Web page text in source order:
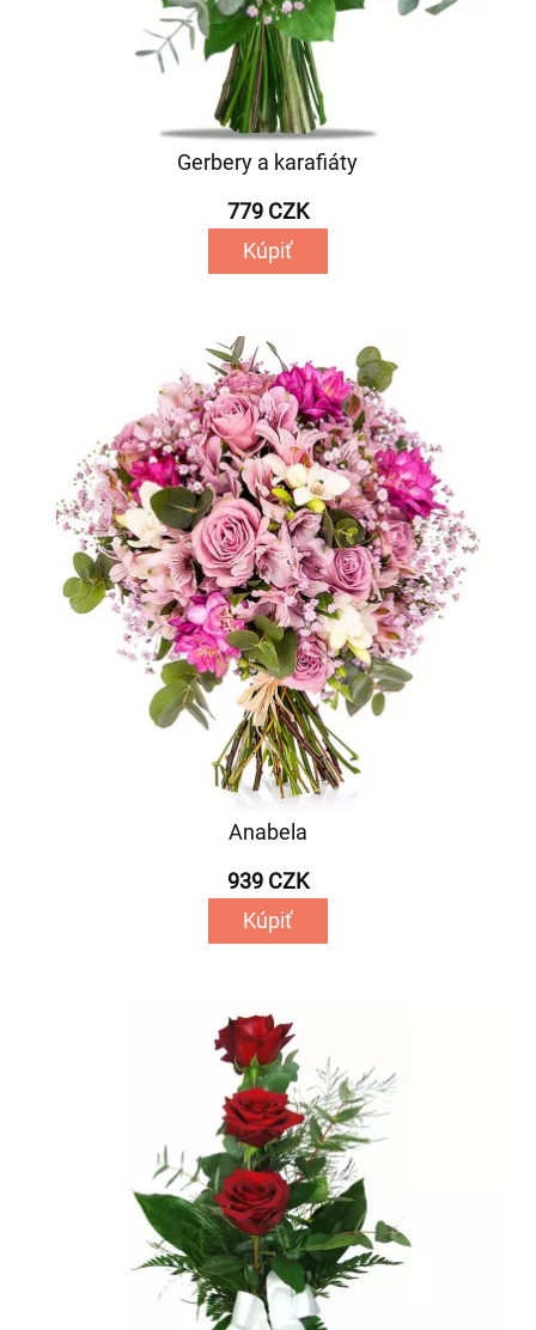
Gerbery a karafiáty
779 CZK
Kúpiť
Anabela
939 CZK
Kúpiť